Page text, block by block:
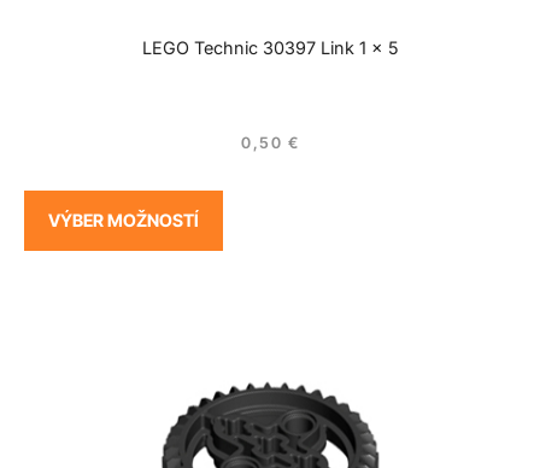
LEGO Technic 30397 Link 1 x 5
0,50 €
VÝBER MOŽNOSTÍ